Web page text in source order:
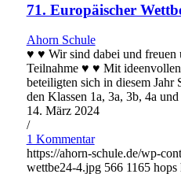
71. Europäischer
Ahorn Schule
♥ ♥ Wir sind dabei und freuen
Teilnahme ♥ ♥ Mit
beteiligten sich in diesem Jahr
den Klassen 1a, 3a, 3b, 4a
14. März 2024
/
1 Kommentar
https://ahorn-schule.de/wp-
wettbe24-4.jpg 566 1165 hops